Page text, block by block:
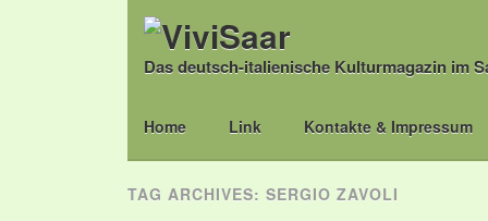
Das deutsch-italienische Kulturmagazin im
Main menu
Skip
Home Link Kontakte & Impressum
TAG ARCHIVES: SERGIO ZAVOLI